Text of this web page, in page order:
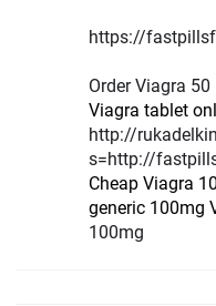
https://
Order Viagra
Viagra tablet
http://
s=http://
Cheap Viagra
generic 100mg
100mg